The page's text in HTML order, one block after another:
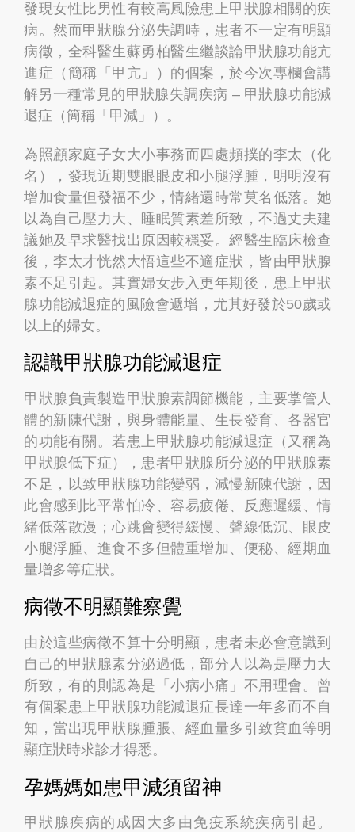
發現女性比男性有較高風險患上甲狀腺相關的疾
病。然而甲狀腺分泌失調時，患者不一定有明顯
病徵，全科醫生蘇勇柏醫生繼談論甲狀腺功能亢
進症（簡稱「甲亢」）的個案，於今次專欄會講
解另一種常見的甲狀腺失調疾病 – 甲狀腺功能減
退症（簡稱「甲減」）。
為照顧家庭子女大小事務而四處頻撲的李太（化
名），發現近期雙眼眼皮和小腿浮腫，明明沒有
增加食量但發福不少，情緒還時常莫名低落。她
以為自己壓力大、睡眠質素差所致，不過丈夫建
議她及早求醫找出原因較穩妥。經醫生臨床檢查
後，李太才恍然大悟這些不適症狀，皆由甲狀腺
素不足引起。其實婦女步入更年期後，患上甲狀
腺功能減退症的風險會遞增，尤其好發於50歲或
以上的婦女。
認識甲狀腺功能減退症
甲狀腺負責製造甲狀腺素調節機能，主要掌管人
體的新陳代謝，與身體能量、生長發育、各器官
的功能有關。若患上甲狀腺功能減退症（又稱為
甲狀腺低下症），患者甲狀腺所分泌的甲狀腺素
不足，以致甲狀腺功能變弱，減慢新陳代謝，因
此會感到比平常怕冷、容易疲倦、反應遲緩、情
緒低落散漫；心跳會變得緩慢、聲線低沉、眼皮
小腿浮腫、進食不多但體重增加、便秘、經期血
量增多等症狀。
病徵不明顯難察覺
由於這些病徵不算十分明顯，患者未必會意識到
自己的甲狀腺素分泌過低，部分人以為是壓力大
所致，有的則認為是「小病小痛」不用理會。曾
有個案患上甲狀腺功能減退症長達一年多而不自
知，當出現甲狀腺腫脹、經血量多引致貧血等明
顯症狀時求診才得悉。
孕媽媽如患甲減須留神
甲狀腺疾病的成因大多由免疫系統疾病引起。